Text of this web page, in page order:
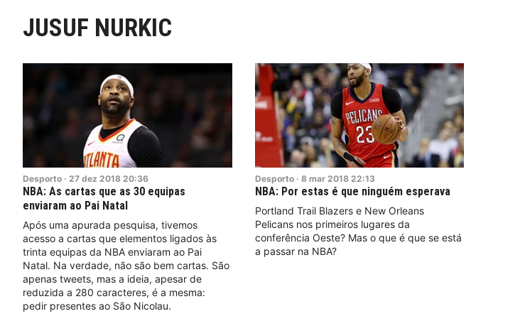
JUSUF NURKIC
Desporto · 27 dez 2018 20:36
NBA: As cartas que as 30 equipas
enviaram ao Pai Natal
Após uma apurada pesquisa, tivemos
acesso a cartas que elementos ligados às
trinta equipas da NBA enviaram ao Pai
Natal. Na verdade, não são bem cartas. São
apenas tweets, mas a ideia, apesar de
reduzida a 280 caracteres, é a mesma:
pedir presentes ao São Nicolau.
Desporto · 8 mar 2018 22:13
NBA: Por estas é que ninguém esperava
Portland Trail Blazers e New Orleans
Pelicans nos primeiros lugares da
conferência Oeste? Mas o que é que se está
a passar na NBA?